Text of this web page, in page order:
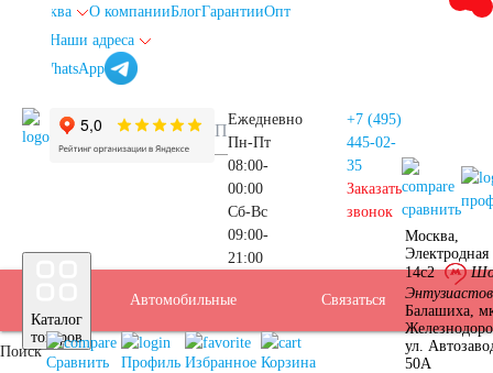
Москва О компанииБлогГарантииОпт
Наши адреса
Ежедневно
Пн-Пт
08:00-
00:00
Сб-Вс
09:00-
21:00
+7 (495)
445-02-
35
Заказать
звонок сравнить
Каталог
товаров
Автомобильные
аккумуляторы
Подбор
АКБ
Услуги
Бренды
Доставка
Оплата
Б/У
АКБ
Контакты
Связаться Москва
Москва,
14с2
Энтузиастов
Балашиха,
ул.
50А
Поиск
Сравнить Профиль Избранное Корзина